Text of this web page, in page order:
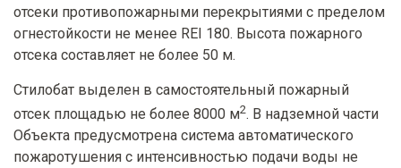
отсеки противопожарными перекрытиями с пределом
огнестойкости не менее REI 180. Высота пожарного
отсека составляет не более 50 м.
Стилобат выделен в самостоятельный пожарный
отсек площадью не более 8000 м2. В надземной части
Объекта предусмотрена система автоматического
пожаротушения с интенсивностью подачи воды не